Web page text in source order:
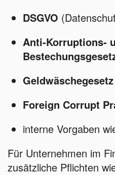
DSGVO
Anti-Korruptions-
Foreign Corrupt
interne Vorgaben
Für Unternehmen im
zusätzliche Pflichten